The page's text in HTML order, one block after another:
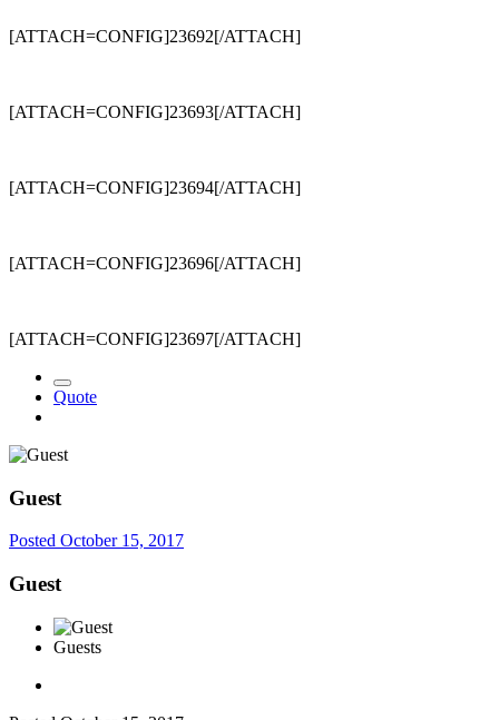
[ATTACH=CONFIG]23692[/ATTACH]
[ATTACH=CONFIG]23693[/ATTACH]
[ATTACH=CONFIG]23694[/ATTACH]
[ATTACH=CONFIG]23696[/ATTACH]
[ATTACH=CONFIG]23697[/ATTACH]
Quote
Guest
Posted October 15, 2017
Guest
Guests